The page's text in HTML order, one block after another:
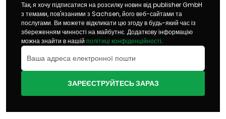
Так, я хочу підписатися на розсилку новин від publisher GmbH
з темами, пов'язаними з Sachsen, його веб-сайтами та
послугами. Ви можете відкликати цю згоду в будь-який час із
збереженням чинності на майбутнє. Додаткову інформацію
можна знайти в нашій політиці конфіденційності.
ЗАРЕЄСТРУЙТЕСЬ ЗАРАЗ